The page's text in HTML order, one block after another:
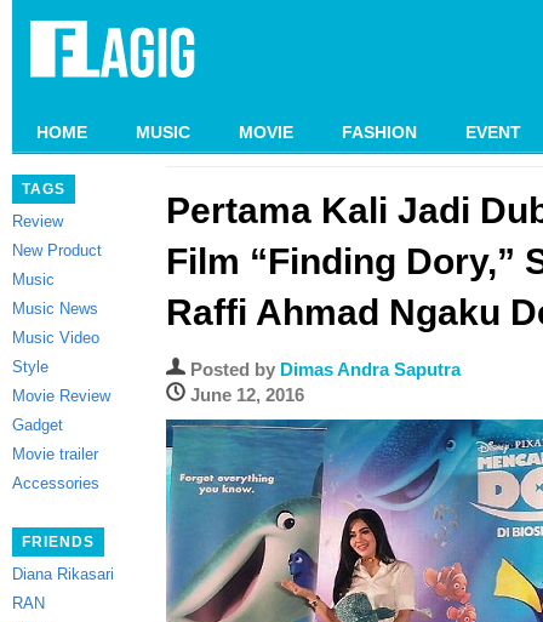
HOME MUSIC MOVIE FASHION EVENT
TAGS
Review
New Product
Music
Music News
Music Video
Style
Movie Review
Gadget
Movie trailer
Accessories
FRIENDS
Diana Rikasari
RAN
Pertama Kali Jadi
Film “Finding Dory,”
Raffi Ahmad Ngaku
Posted by Dimas Andra Saputra
June 12, 2016